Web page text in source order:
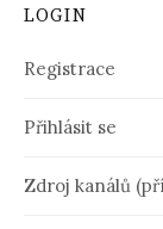
LOGIN
Registrace
Přihlásit se
Zdroj kanálů